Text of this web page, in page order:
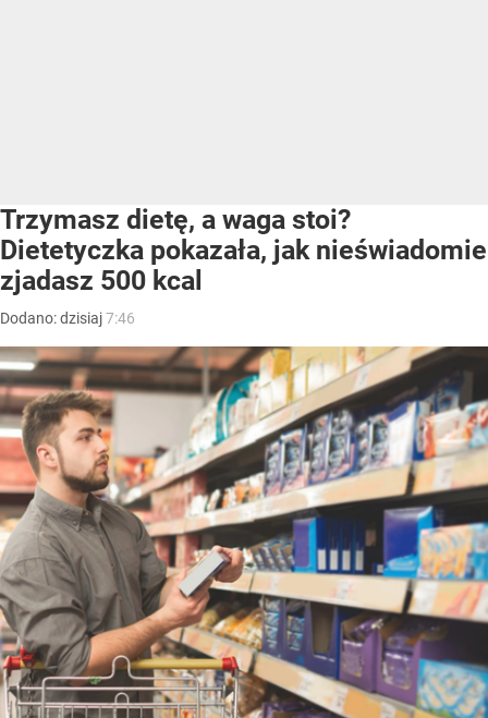
Trzymasz dietę, a waga stoi?
Dietetyczka pokazała, jak nieświadomie
zjadasz 500 kcal
Dodano:dzisiaj7:46